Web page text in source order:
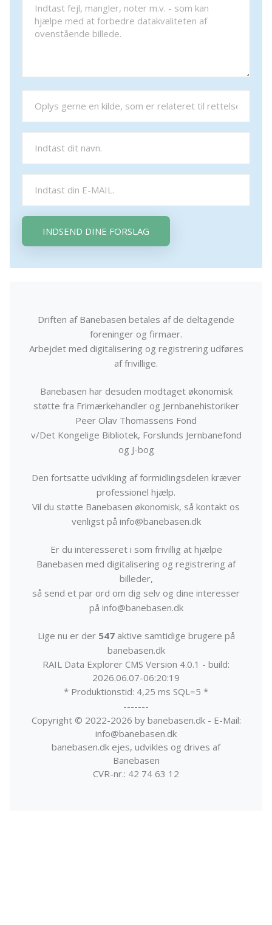
INDSEND DINE FORSLAG
Driften af Banebasen betales af de deltagende
foreninger og firmaer.
Arbejdet med digitalisering og registrering udføres
af frivillige.
Banebasen har desuden modtaget økonomisk
støtte fra Frimærkehandler og Jernbanehistoriker
Peer Olav Thomassens Fond
v/Det Kongelige Bibliotek, Forslunds Jernbanefond
og J-bog
Den fortsatte udvikling af formidlingsdelen kræver
professionel hjælp.
Vil du støtte Banebasen økonomisk, så kontakt os
venligst på info@banebasen.dk
Er du interesseret i som frivillig at hjælpe
Banebasen med digitalisering og registrering af
billeder,
så send et par ord om dig selv og dine interesser
på info@banebasen.dk
Lige nu er der 547aktive samtidige brugere på
banebasen.dk
RAIL Data Explorer CMS Version 4.0.1 - build:
2026.06.07-06:20:19
* Produktionstid: 4,25 ms SQL=5 *
-------
Copyright © 2022-2026 by banebasen.dk - E-Mail:
info@banebasen.dk
banebasen.dk ejes, udvikles og drives af
Banebasen
CVR-nr.: 42 74 63 12